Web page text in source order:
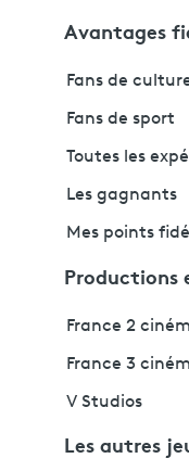
Avantages
Fans de
Fans de sport
Toutes les
Les gagnants
Mes points
Productions
France 2
France 3
V Studios
Les autres